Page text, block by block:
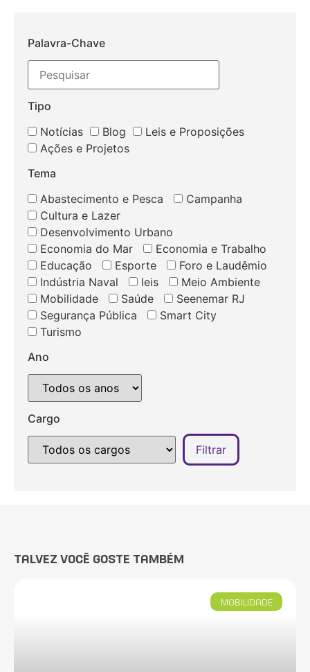
Palavra-Chave
Tipo
Notícias
Blog
Leis e Proposições
Ações e Projetos
Tema
Abastecimento e Pesca
Campanha
Cultura e Lazer
Desenvolvimento Urbano
Economia do Mar
Economia e Trabalho
Educação
Esporte
Foro e Laudêmio
Indústria Naval
leis
Meio Ambiente
Mobilidade
Saúde
Seenemar RJ
Segurança Pública
Smart City
Turismo
Ano
Cargo
TALVEZ VOCÊ GOSTE TAMBÉM
MOBILIDADE